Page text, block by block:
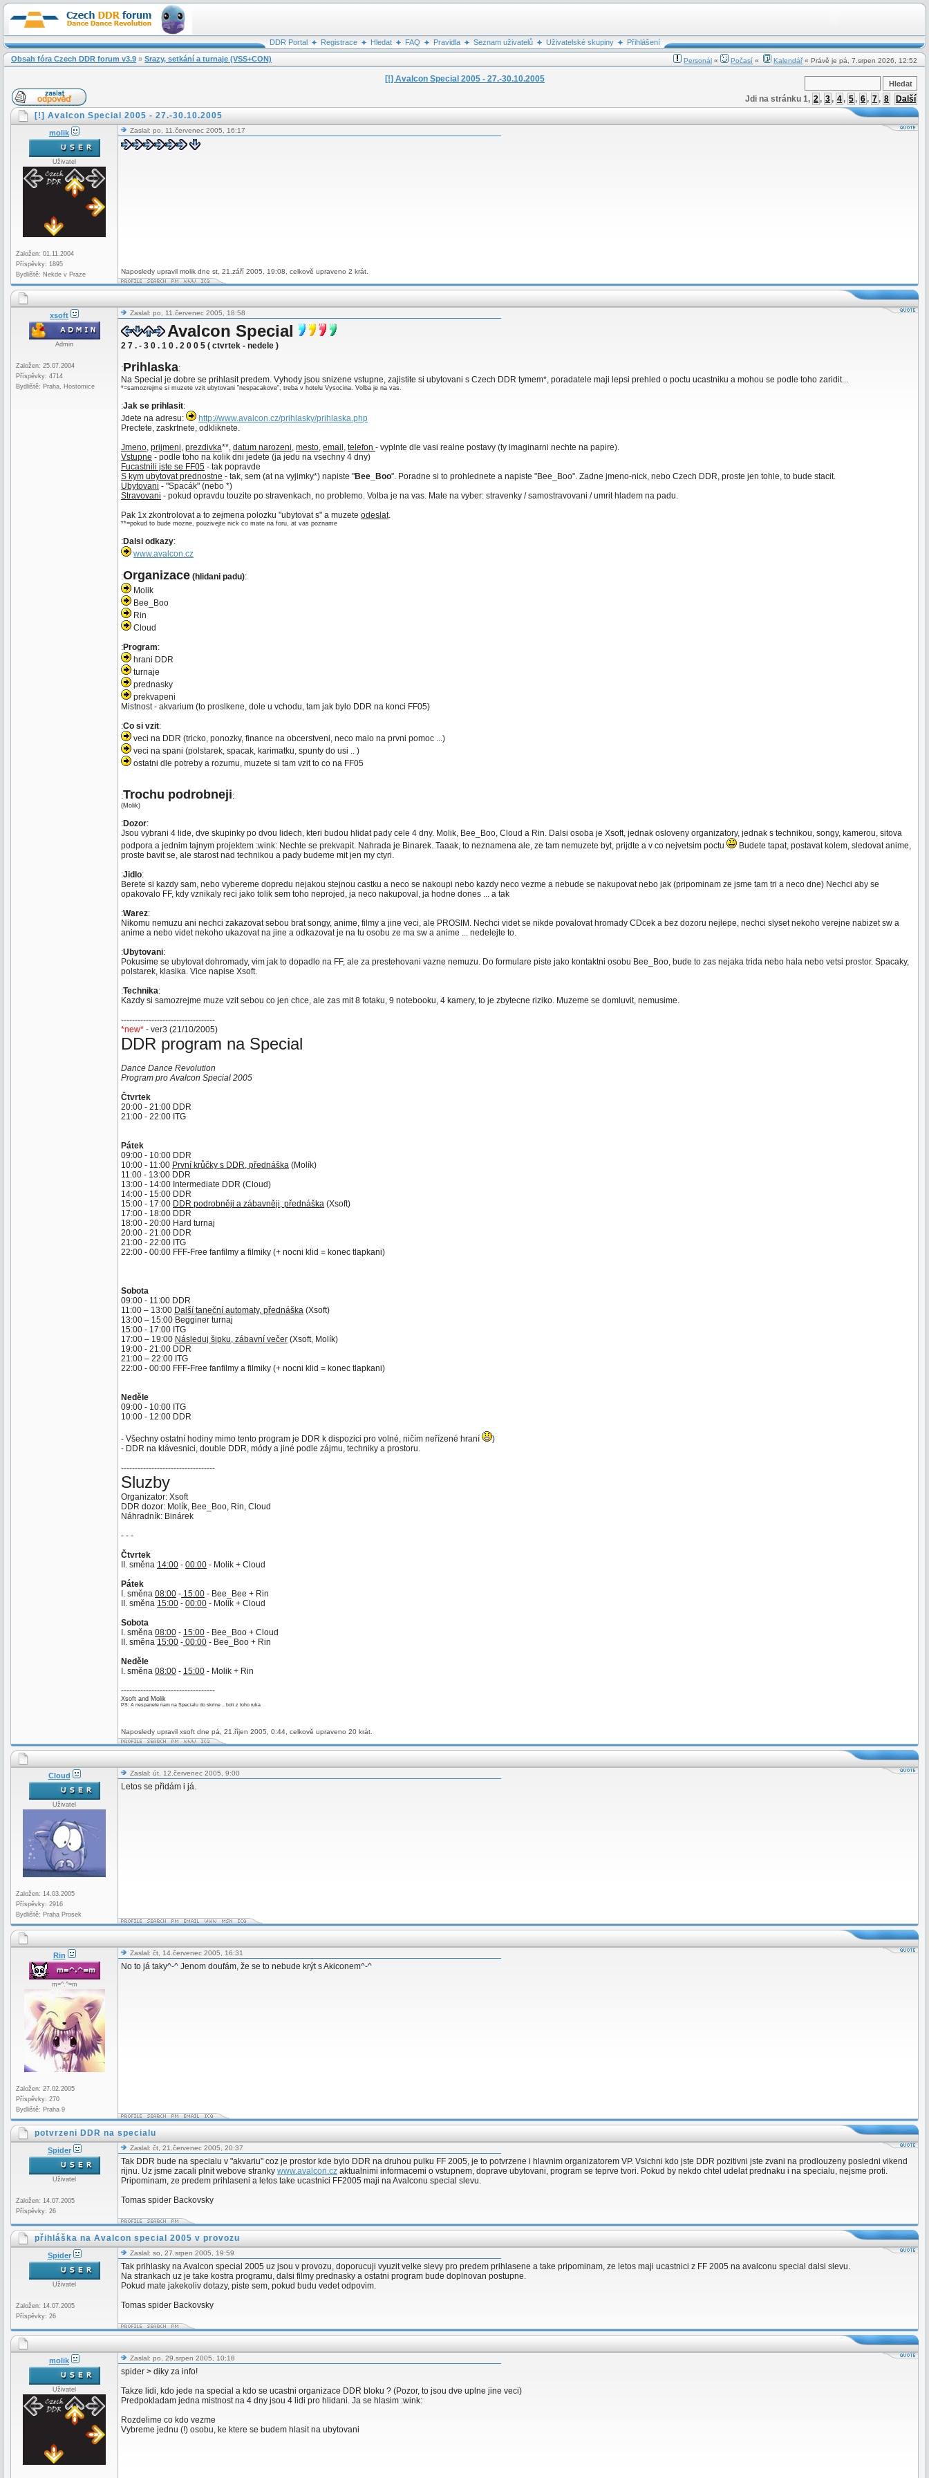
DDR Portal Registrace Hledat FAQ Pravidla Seznam uživatelů Uživatelské skupiny
Přihlášení
Obsah fóra Czech DDR forum v3.9 » Srazy, setkání a turnaje (VSS+CON) Personál « Počasí « Kalendář« Právě je pá, 7.srpen 2026, 12:52
[!] Avalcon Special 2005 - 27.-30.10.2005
Jdi na stránku 1, 2 , 3 , 4 , 5 , 6 , 7 , 8
Další
[!] Avalcon Special 2005 - 27.-30.10.2005
molik
Uživatel
Založen: 01.11.2004
Příspěvky: 1895
Bydliště: Nekde v Praze
Zaslal: po, 11.červenec 2005, 16:17
Naposledy upravil molik dne st, 21.září 2005, 19:08, celkově upraveno 2 krát.
xsoft
Admin
Založen: 25.07.2004
Příspěvky: 4714
Bydliště: Praha, Hostomice
Zaslal: po, 11.červenec 2005, 18:58
Avalcon Special
2 7 . - 3 0 . 1 0 . 2 0 0 5 ( ctvrtek - nedele )
:Prihlaska:
Na Special je dobre se prihlasit predem. Vyhody jsou snizene vstupne, zajistite si ubytovani s Czech DDR tymem*, poradatele maji lepsi prehled o poctu ucastniku a mohou se podle toho zaridit...
*=samozrejme si muzete vzit ubytovani "nespacakove", treba v hotelu Vysocina. Volba je na vas.
:Jak se prihlasit:
Jdete na adresu:
http://www.avalcon.cz/prihlasky/prihlaska.php
Prectete, zaskrtnete, odkliknete.
Jmeno, prijmeni, prezdivka**, datum narozeni, mesto, email , telefon - vyplnte dle vasi realne postavy (ty imaginarni nechte na papire).
Vstupne - podle toho na kolik dni jedete (ja jedu na vsechny 4 dny)
Fucastnili jste se FF05 - tak popravde
S kym ubytovat prednostne - tak, sem (at na vyjimky*) napiste "Bee_Boo". Poradne si to prohlednete a napiste "Bee_Boo". Zadne jmeno-nick, nebo Czech DDR, proste jen tohle, to bude stacit.
Ubytovani - "Spacák" (nebo *)
Stravovani - pokud opravdu touzite po stravenkach, no problemo. Volba je na vas. Mate na vyber: stravenky / samostravovani / umrit hladem na padu.
Pak 1x zkontrolovat a to zejmena polozku "ubytovat s" a muzete odeslat.
**=pokud to bude mozne, pouzivejte nick co mate na foru, at vas pozname
:Dalsi odkazy:
www.avalcon.cz
:Organizace (hlidani padu):
Molik
Bee_Boo
Rin
Cloud
:Program:
hrani DDR
turnaje
prednasky
prekvapeni
Mistnost - akvarium (to proslkene, dole u vchodu, tam jak bylo DDR na konci FF05)
:Co si vzit:
veci na DDR (tricko, ponozky, finance na obcerstveni, neco malo na prvni pomoc ...)
veci na spani (polstarek, spacak, karimatku, spunty do usi .. )
ostatni dle potreby a rozumu, muzete si tam vzit to co na FF05
:Trochu podrobneji:
(Molik)
:Dozor:
Jsou vybrani 4 lide, dve skupinky po dvou lidech, kteri budou hlidat pady cele 4 dny. Molik, Bee_Boo, Cloud a Rin. Dalsi osoba je Xsoft, jednak osloveny organizatory, jednak s technikou, songy, kamerou, sitova
podpora a jednim tajnym projektem :wink: Nechte se prekvapit. Nahrada je Binarek. Taaak, to neznamena ale, ze tam nemuzete byt, prijdte a v co nejvetsim poctu
Budete tapat, postavat kolem, sledovat anime,
proste bavit se, ale starost nad technikou a pady budeme mit jen my ctyri.
:Jidlo:
Berete si kazdy sam, nebo vybereme dopredu nejakou stejnou castku a neco se nakoupi nebo kazdy neco vezme a nebude se nakupovat nebo jak (pripominam ze jsme tam tri a neco dne) Nechci aby se
opakovalo FF, kdy vznikaly reci jako tolik sem toho neprojed, ja neco nakupoval, ja hodne dones ... a tak
:Warez:
Nikomu nemuzu ani nechci zakazovat sebou brat songy, anime, filmy a jine veci, ale PROSIM. Nechci videt se nikde povalovat hromady CDcek a bez dozoru nejlepe, nechci slyset nekoho verejne nabizet sw a
anime a nebo videt nekoho ukazovat na jine a odkazovat je na tu osobu ze ma sw a anime ... nedelejte to.
:Ubytovani:
Pokusime se ubytovat dohromady, vim jak to dopadlo na FF, ale za prestehovani vazne nemuzu. Do formulare piste jako kontaktni osobu Bee_Boo, bude to zas nejaka trida nebo hala nebo vetsi prostor. Spacaky,
polstarek, klasika. Vice napise Xsoft.
:Technika:
Kazdy si samozrejme muze vzit sebou co jen chce, ale zas mit 8 fotaku, 9 notebooku, 4 kamery, to je zbytecne riziko. Muzeme se domluvit, nemusime.
----------------------------------
*new* - ver3 (21/10/2005)
DDR program na Special
Dance Dance Revolution
Program pro Avalcon Special 2005
Čtvrtek
20:00 - 21:00 DDR
21:00 - 22:00 ITG
Pátek
09:00 - 10:00 DDR
10:00 - 11:00 První krůčky s DDR, přednáška (Molík)
11:00 - 13:00 DDR
13:00 - 14:00 Intermediate DDR (Cloud)
14:00 - 15:00 DDR
15:00 - 17:00 DDR podrobněji a zábavněji, přednáška (Xsoft)
17:00 - 18:00 DDR
18:00 - 20:00 Hard turnaj
20:00 - 21:00 DDR
21:00 - 22:00 ITG
22:00 - 00:00 FFF-Free fanfilmy a filmiky (+ nocni klid = konec tlapkani)
Sobota
09:00 - 11:00 DDR
11:00 – 13:00 Další taneční automaty, přednáška (Xsoft)
13:00 – 15:00 Begginer turnaj
15:00 - 17:00 ITG
17:00 – 19:00 Následuj šipku, zábavní večer (Xsoft, Molík)
19:00 - 21:00 DDR
21:00 – 22:00 ITG
22:00 - 00:00 FFF-Free fanfilmy a filmiky (+ nocni klid = konec tlapkani)
Neděle
09:00 - 10:00 ITG
10:00 - 12:00 DDR
- Všechny ostatní hodiny mimo tento program je DDR k dispozici pro volné, ničím neřízené hraní
)
- DDR na klávesnici, double DDR, módy a jiné podle zájmu, techniky a prostoru.
----------------------------------
Sluzby
Organizator: Xsoft
DDR dozor: Molík, Bee_Boo, Rin, Cloud
Náhradník: Binárek
- - -
Čtvrtek
II. směna 14:00 - 00:00 - Molik + Cloud
Pátek
I. směna 08:00 - 15:00 - Bee_Bee + Rin
II. směna 15:00 - 00:00 - Molik + Cloud
Sobota
I. směna 08:00 - 15:00 - Bee_Boo + Cloud
II. směna 15:00 - 00:00 - Bee_Boo + Rin
Neděle
I. směna 08:00 - 15:00 - Molik + Rin
----------------------------------
Xsoft and Molik
PS: A nespanete nam na Specialu do skrine .. boli z toho ruka
Naposledy upravil xsoft dne pá, 21.říjen 2005, 0:44, celkově upraveno 20 krát.
Cloud
Uživatel
Založen: 14.03.2005
Příspěvky: 2916
Bydliště: Praha Prosek
Zaslal: út, 12.červenec 2005, 9:00
Letos se přidám i já.
Rin
m=^.^=m
Založen: 27.02.2005
Příspěvky: 270
Bydliště: Praha 9
Zaslal: čt, 14.červenec 2005, 16:31
No to já taky^-^ Jenom doufám, že se to nebude krýt s Akiconem^-^
potvrzeni DDR na specialu
Spider
Uživatel
Založen: 14.07.2005
Příspěvky: 26
Zaslal: čt, 21.červenec 2005, 20:37
Tak DDR bude na specialu v "akvariu" coz je prostor kde bylo DDR na druhou pulku FF 2005, je to potvrzene i hlavnim organizatorem VP. Vsichni kdo jste DDR pozitivni jste zvani na prodlouzeny posledni vikend
rijnu. Uz jsme zacali plnit webove stranky www.avalcon.cz aktualnimi informacemi o vstupnem, doprave ubytovani, program se teprve tvori. Pokud by nekdo chtel udelat prednaku i na specialu, nejsme proti.
Pripominam, ze predem prihlaseni a letos take ucastnici FF2005 maji na Avalconu special slevu.
Tomas spider Backovsky
přihláška na Avalcon special 2005 v provozu
Spider
Uživatel
Založen: 14.07.2005
Příspěvky: 26
Zaslal: so, 27.srpen 2005, 19:59
Tak prihlasky na Avalcon special 2005 uz jsou v provozu, doporucuji vyuzit velke slevy pro predem prihlasene a take pripominam, ze letos maji ucastnici z FF 2005 na avalconu special dalsi slevu.
Na strankach uz je take kostra programu, dalsi filmy prednasky a ostatni program bude doplnovan postupne.
Pokud mate jakekoliv dotazy, piste sem, pokud budu vedet odpovim.
Tomas spider Backovsky
molik
Uživatel
Zaslal: po, 29.srpen 2005, 10:18
spider > diky za info!
Takze lidi, kdo jede na special a kdo se ucastni organizace DDR bloku ? (Pozor, to jsou dve uplne jine veci)
Predpokladam jedna mistnost na 4 dny jsou 4 lidi pro hlidani. Ja se hlasim :wink:
Rozdelime co kdo vezme
Vybreme jednu (!) osobu, ke ktere se budem hlasit na ubytovani